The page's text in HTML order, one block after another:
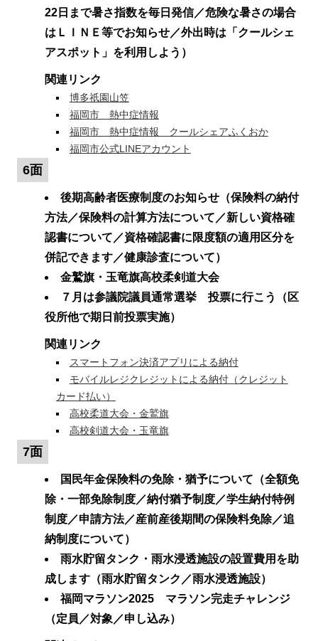
22日まで暑さ指数を毎日発信／危険な暑さの場合
はＬＩＮＥ等でお知らせ／外出時は「クールシェ
アスポット」を利用しよう）
関連リンク
博多祇園山笠
福岡市 熱中症情報
福岡市 熱中症情報 クールシェアふくおか
福岡市公式LINEアカウント
6面
後期高齢者医療制度のお知らせ（保険料の納付
方法／保険料の計算方法について／新しい資格確
認書について／資格確認書に限度額の適用区分を
併記できます／健康診査について）
金鷲旗・玉竜旗高校柔剣道大会
７月は参議院議員通常選挙 投票に行こう（区
役所他で期日前投票実施）
関連リンク
スマートフォン決済アプリによる納付
モバイルレジクレジットによる納付（クレジット
カード払い）
高校柔道大会・金鷲旗
高校剣道大会・玉竜旗
7面
国民年金保険料の免除・猶予について（全額免
除・一部免除制度／納付猶予制度／学生納付特例
制度／申請方法／産前産後期間の保険料免除／追
納制度について）
雨水貯留タンク・雨水浸透施設の設置費用を助
成します（雨水貯留タンク／雨水浸透施設）
福岡マラソン2025 マラソン完走チャレンジ
（定員／対象／申し込み）